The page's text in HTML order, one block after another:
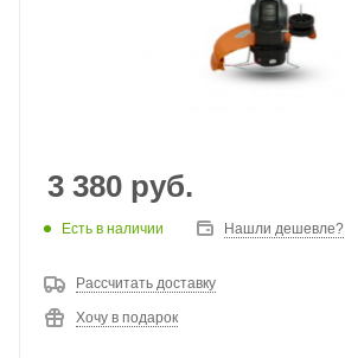
3 380 руб.
Есть в наличии Нашли дешевле?
Рассчитать доставку
Хочу в подарок